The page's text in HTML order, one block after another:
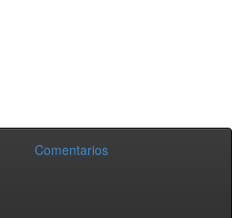
Comentarios